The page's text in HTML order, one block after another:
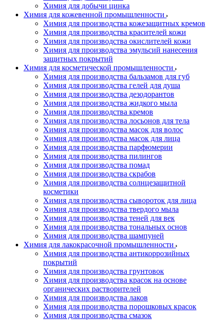
Химия для добычи цинка
Химия для кожевенной промышленности
Химия для производства кожезащитных кремов
Химия для производства красителей кожи
Химия для производства окислителей кожи
Химия для производства эмульсий нанесения
защитных покрытий
Химия для косметической промышленности
Химия для производства бальзамов для губ
Химия для производства гелей для душа
Химия для производства дезодорантов
Химия для производства жидкого мыла
Химия для производства кремов
Химия для производства лосьонов для тела
Химия для производства масок для волос
Химия для производства масок для лица
Химия для производства парфюмерии
Химия для производства пилингов
Химия для производства помад
Химия для производства скрабов
Химия для производства солнцезащитной
косметики
Химия для производства сывороток для лица
Химия для производства твердого мыла
Химия для производства теней для век
Химия для производства тональных основ
Химия для производства шампуней
Химия для лакокрасочной промышленности
Химия для производства антикоррозийных
покрытий
Химия для производства грунтовок
Химия для производства красок на основе
органических растворителей
Химия для производства лаков
Химия для производства порошковых красок
Химия для производства смазок